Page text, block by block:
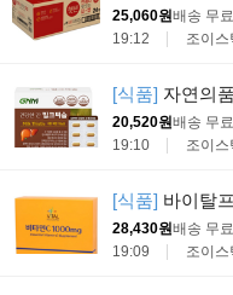
25,060원배송 무료
19:12
조이스
[식품] 자연의
20,520원배송 무료
19:10
조이스
[식품] 바이탈
28,430원배송 무료
19:09
조이스